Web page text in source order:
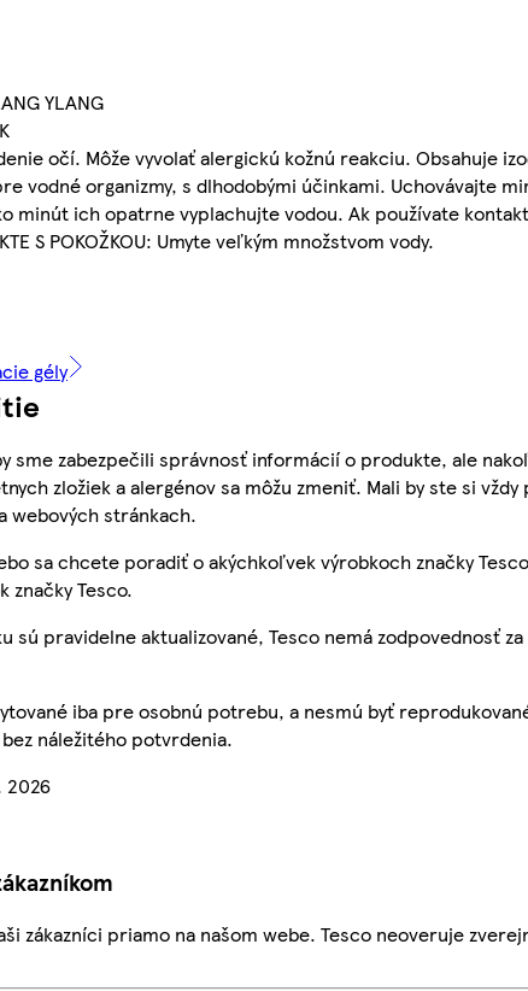
YLANG
očí. Môže vyvolať alergickú kožnú reakciu.
vodné organizmy, s dlhodobými účinkami. Uchovávajte
minút ich opatrne vyplachujte vodou. Ak používate
S POKOŽKOU: Umyte veľkým množstvom vody.
gély
sme zabezpečili správnosť informácií o produkte, ale
zložiek a alergénov sa môžu zmeniť. Mali by ste si
webových stránkach.
sa chcete poradiť o akýchkoľvek výrobkoch značky
značky Tesco.
sú pravidelne aktualizované, Tesco nemá zodpovednosť
iba pre osobnú potrebu, a nesmú byť
náležitého potvrdenia.
2026
zákazníci priamo na našom webe. Tesco neoveruje